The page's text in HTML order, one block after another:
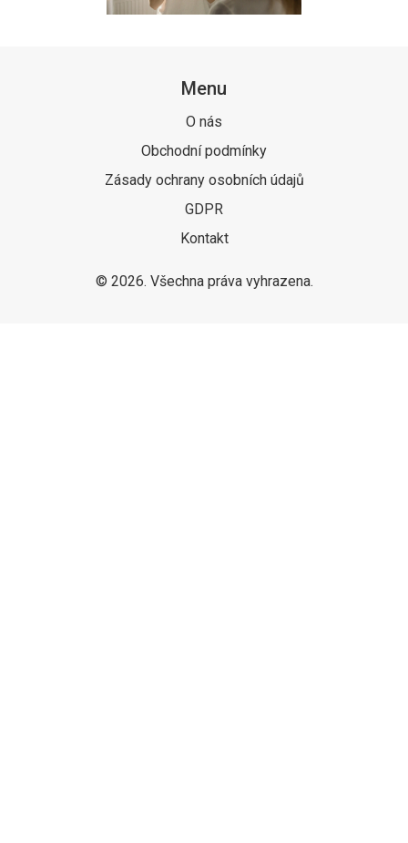
Menu
O nás
Obchodní podmínky
Zásady ochrany osobních údajů
GDPR
Kontakt
© 2026. Všechna práva vyhrazena.